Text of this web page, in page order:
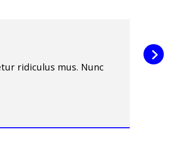
ridiculus mus. Nunc